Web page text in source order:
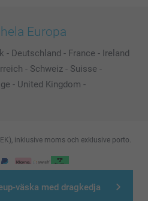
väska med dragkedja
Europa
- Deutschland - France - Ireland
- Schweiz - Suisse -
- United Kingdom -
All rights reserved
inklusive moms och exklusive porto.